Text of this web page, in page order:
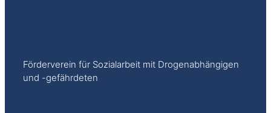
Förderverein für Sozialarbeit mit Drogenabhängigen
und -gefährdeten